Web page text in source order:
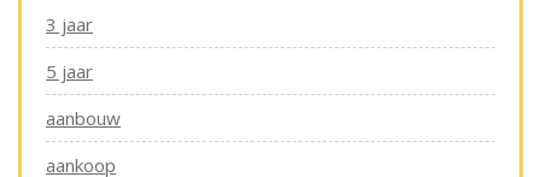
3 jaar
5 jaar
aanbouw
aankoop